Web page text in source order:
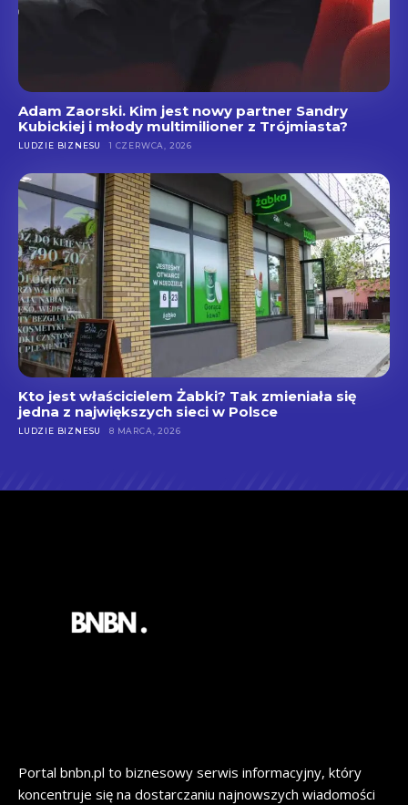
Adam Zaorski. Kim jest nowy partner Sandry
Kubickiej i młody multimilioner z Trójmiasta?
LUDZIE BIZNESU 1 CZERWCA, 2026
Kto jest właścicielem Żabki? Tak zmieniała się
jedna z największych sieci w Polsce
LUDZIE BIZNESU 8 MARCA, 2026
Portal bnbn.pl to biznesowy serwis informacyjny, który
koncentruje się na dostarczaniu najnowszych wiadomości